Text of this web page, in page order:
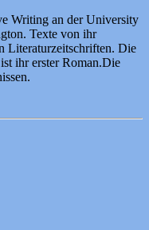
Writing an der University
Texte von ihr
Literaturzeitschriften. Die
ihr erster Roman.Die